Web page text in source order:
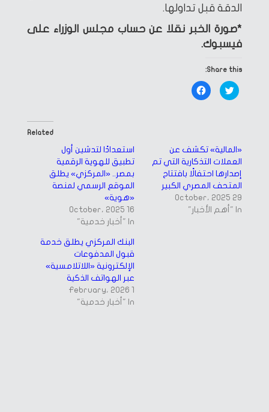
الدقة قبل تداولها.
*صورة الخبر نقلا عن حساب مجلس الوزراء على
فيسبوك.
Share this:
Click
to
share
window)
Click
to
window)
Related
استعدادًا لتدشين أول
تطبيق للهوية الرقمية
بمصر.. «المركزي» يطلق
الموقع الرسمي لمنصة
«هوية»
16 October، 2025
In "أخبار خدمية"
«المالية» تكشف عن
العملات التذكارية التي تم
إصدارها احتفالًا بافتتاح
المتحف المصري الكبير
29 October، 2025
In "أهم الأخبار"
البنك المركزي يطلق خدمة
قبول المدفوعات
الإلكترونية «اللاتلامسية»
عبر الهواتف الذكية
1 February، 2026
In "أخبار خدمية"